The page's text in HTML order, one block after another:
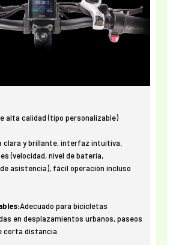
alta calidad (tipo personalizable)
clara y brillante, interfaz intuitiva,
(velocidad, nivel de batería,
asistencia), fácil operación incluso
Adecuado para bicicletas
en desplazamientos urbanos, paseos
corta distancia.